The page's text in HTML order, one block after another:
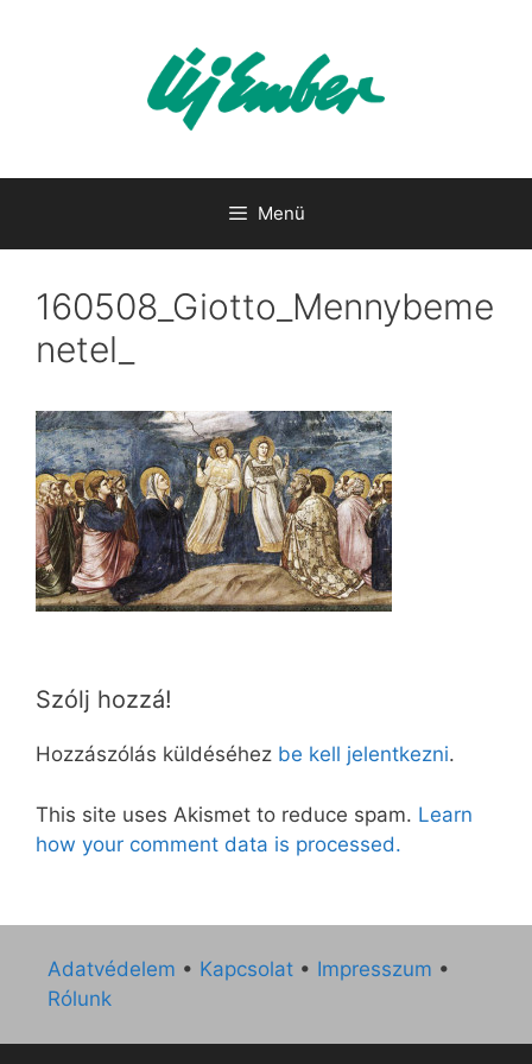
Menü
160508_Giotto_Mennybeme
netel_
Szólj hozzá!
Hozzászólás küldéséhez be kell jelentkezni.
This site uses Akismet to reduce spam. Learn
how your comment data is processed.
Adatvédelem • Kapcsolat • Impresszum •
Rólunk